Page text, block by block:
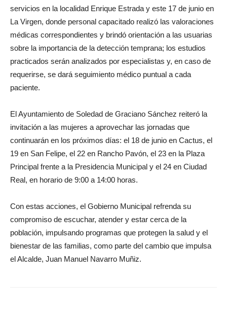
servicios en la localidad Enrique Estrada y este 17 de junio en
La Virgen, donde personal capacitado realizó las valoraciones
médicas correspondientes y brindó orientación a las usuarias
sobre la importancia de la detección temprana; los estudios
practicados serán analizados por especialistas y, en caso de
requerirse, se dará seguimiento médico puntual a cada
paciente.
El Ayuntamiento de Soledad de Graciano Sánchez reiteró la
invitación a las mujeres a aprovechar las jornadas que
continuarán en los próximos días: el 18 de junio en Cactus, el
19 en San Felipe, el 22 en Rancho Pavón, el 23 en la Plaza
Principal frente a la Presidencia Municipal y el 24 en Ciudad
Real, en horario de 9:00 a 14:00 horas.
Con estas acciones, el Gobierno Municipal refrenda su
compromiso de escuchar, atender y estar cerca de la
población, impulsando programas que protegen la salud y el
bienestar de las familias, como parte del cambio que impulsa
el Alcalde, Juan Manuel Navarro Muñiz.